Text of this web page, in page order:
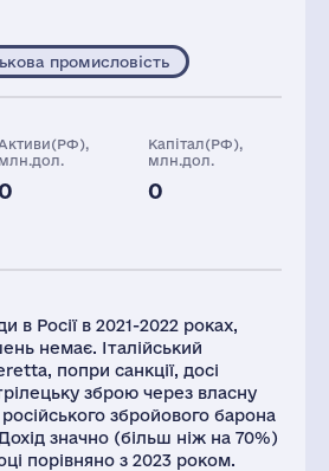
промисловість
млн.дол.
Капітал(РФ),
млн.дол.
0
в Росії в 2021-2022 роках,
немає. Італійський
попри санкції, досі
зброю через власну
російського збройового барона
значно (більш ніж на 70%)
порівняно з 2023 роком.